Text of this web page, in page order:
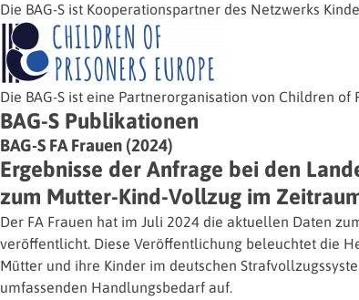
Die BAG-S ist Kooperationspartner des Netzwerks
Die BAG-S ist eine Partnerorganisation von Children of
BAG-S Publikationen
BAG-S FA Frauen (2024)
Ergebnisse der Anfrage bei den
zum Mutter-Kind-Vollzug im
Der FA Frauen hat im Juli 2024 die aktuellen Daten
veröffentlicht. Diese Veröffentlichung beleuchtet die
Mütter und ihre Kinder im deutschen
umfassenden Handlungsbedarf auf.